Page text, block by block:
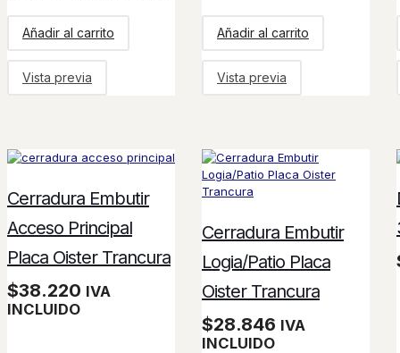
Añadir al carrito
Vista previa
Añadir al carrito
Vista previa
Cerradura Embutir
Acceso Principal
Placa Oister Trancura
$38.220 IVA
INCLUIDO
Cerradura Embutir
Logia/Patio Placa
Oister Trancura
$28.846 IVA
INCLUIDO